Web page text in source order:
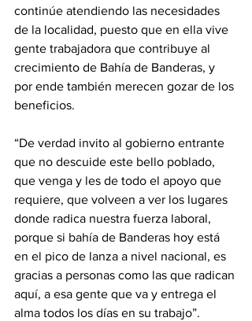
continúe atendiendo las necesidades
de la localidad, puesto que en ella vive
gente trabajadora que contribuye al
crecimiento de Bahía de Banderas, y
por ende también merecen gozar de los
beneficios.
“De verdad invito al gobierno entrante
que no descuide este bello poblado,
que venga y les de todo el apoyo que
requiere, que volveen a ver los lugares
donde radica nuestra fuerza laboral,
porque si bahía de Banderas hoy está
en el pico de lanza a nivel nacional, es
gracias a personas como las que radican
aquí, a esa gente que va y entrega el
alma todos los días en su trabajo”.